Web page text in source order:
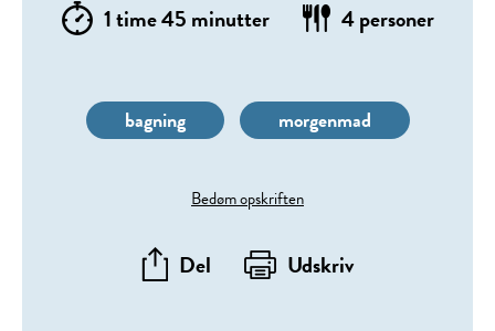
1 time 45 minutter 4 personer
bagning morgenmad
Bedøm opskriften
Del Udskriv